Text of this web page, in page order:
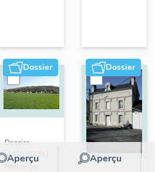
Socraie,
Dossier
Aperçu
Dossier
IA49010719 |
Réalisé par
Dossier
Aperçu